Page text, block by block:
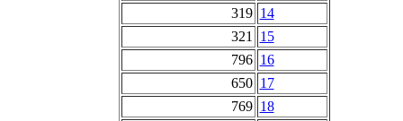
319 14
321
15
796 16
650 17
769 18